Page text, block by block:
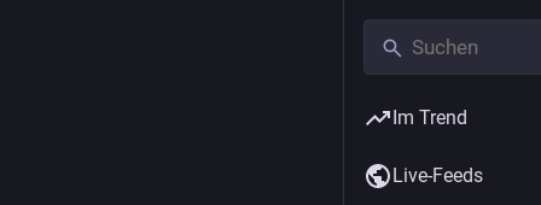
Im Trend
Live-Feeds